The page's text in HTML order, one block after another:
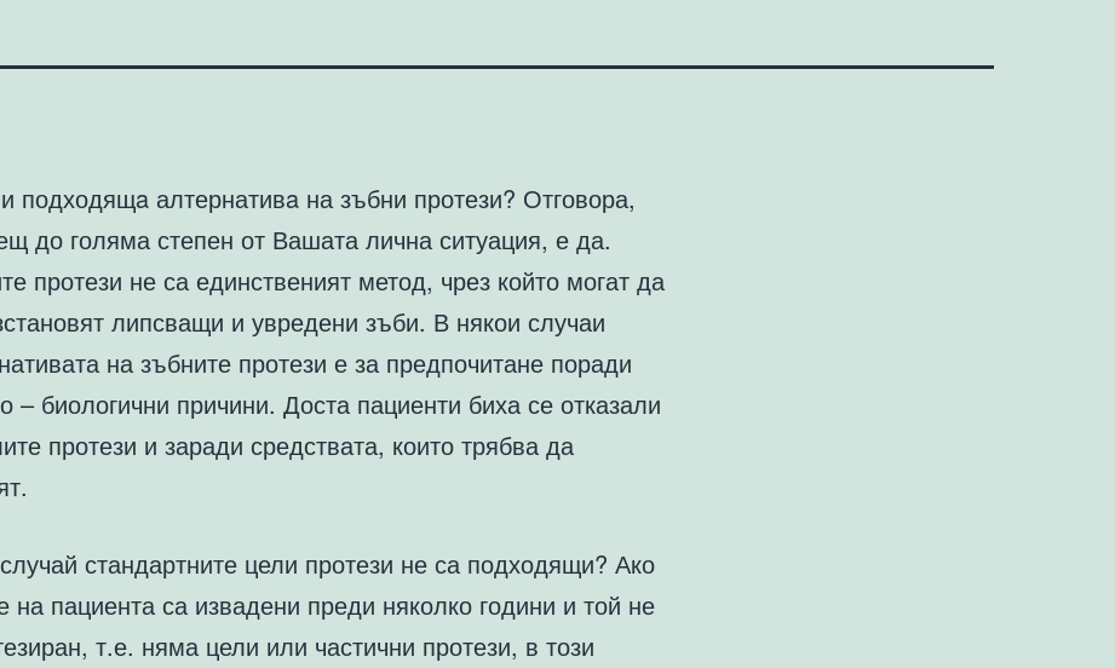
подходящa алтернативa на зъбни протези? Отговора,
до голяма степен от Вашата лична ситуация, е да.
протези не са единственият метод, чрез който могат да
липсващи и увредени зъби. В някои случаи
на зъбните протези е за предпочитане поради
– биологични причини. Доста пациенти биха се отказали
протези и заради средствата, които трябва да
стандартните цели протези не са подходящи? Ако
на пациента са извадени преди няколко години и той не
т.е. няма цели или частични протези, в този